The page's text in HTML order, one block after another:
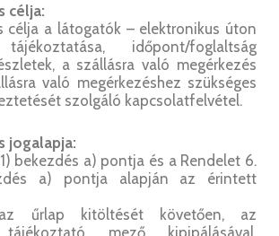
célja:
célja a látogatók – elektronikus úton
időpont/foglaltság
a szállásra való megérkezés
való megérkezéshez szükséges
szolgáló kapcsolatfelvétel.
jogalapja:
bekezdés a) pontja és a Rendelet 6.
a) pontja alapján az érintett
űrlap kitöltését követően, az
mező kipipálásával,